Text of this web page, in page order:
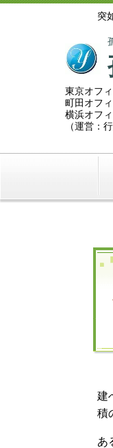
突
東京オフ
町田オフ
横浜オフ
（運営：
建
積
あ